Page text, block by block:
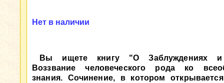
Нет в наличии
Вы ищете книгу "О Заблуждениях
Воззвание человеческого рода ко
знания. Сочинение, в котором